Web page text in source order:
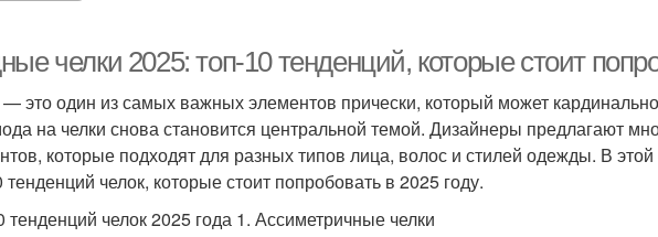
челки 2025: топ-10 тенденций, которые стоит
— это один из самых важных элементов прически, который может
на челки снова становится центральной темой. Дизайнеры предлагают
которые подходят для разных типов лица, волос и стилей одежды. В
тенденций челок, которые стоит попробовать в 2025 году.
тенденций челок 2025 года 1. Ассиметричные челки